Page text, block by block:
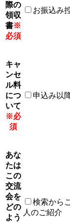
際の
領収
書※
必須
お振込み
キャ
ンセ
ル料
につ
いて
※必
須
申込み以
あな
たは
この
交流
会を
どの
よう
検索から
人のご紹介